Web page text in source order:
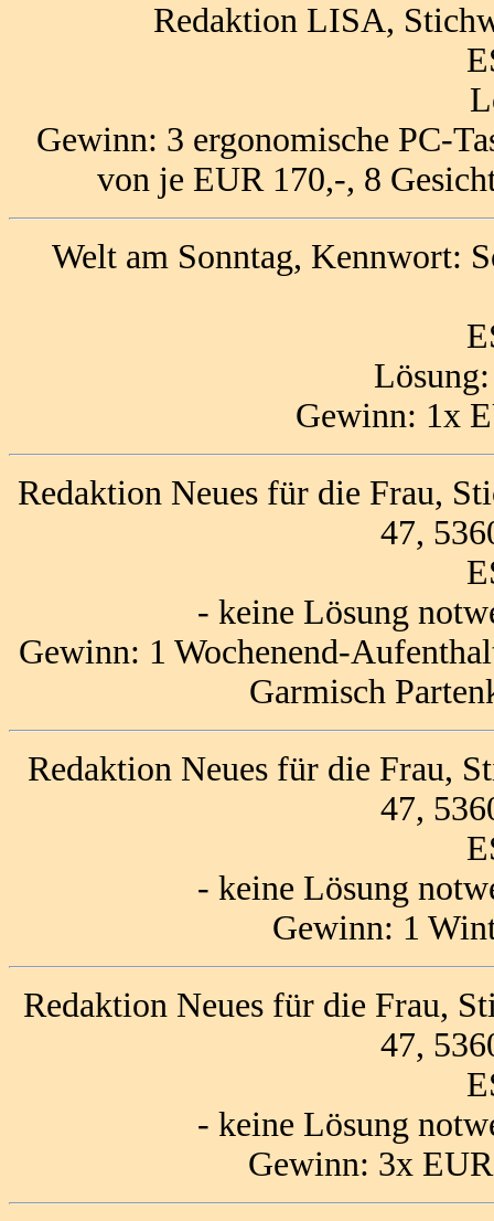
Redaktion LISA,
Gewinn: 3 ergonomische PC-
von je EUR 170,-, 8
Welt am Sonntag, Kennwort:
Gewinn: 1x
Redaktion Neues für die Frau,
47,
- keine Lösung
Gewinn: 1 Wochenend-
Garmisch
Redaktion Neues für die Frau,
47,
- keine Lösung
Gewinn: 1
Redaktion Neues für die Frau,
47,
- keine Lösung
Gewinn: 3x